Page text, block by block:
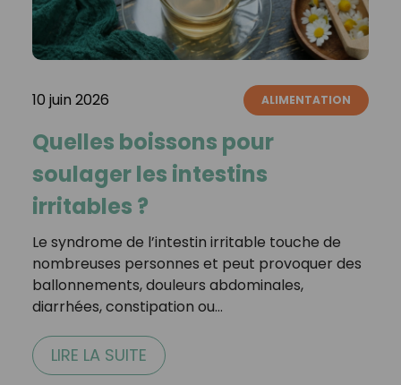
10 juin 2026 ALIMENTATION
Quelles boissons pour
soulager les intestins
irritables ?
Le syndrome de l’intestin irritable touche de
nombreuses personnes et peut provoquer des
ballonnements, douleurs abdominales,
diarrhées, constipation ou…
LIRE LA SUITE